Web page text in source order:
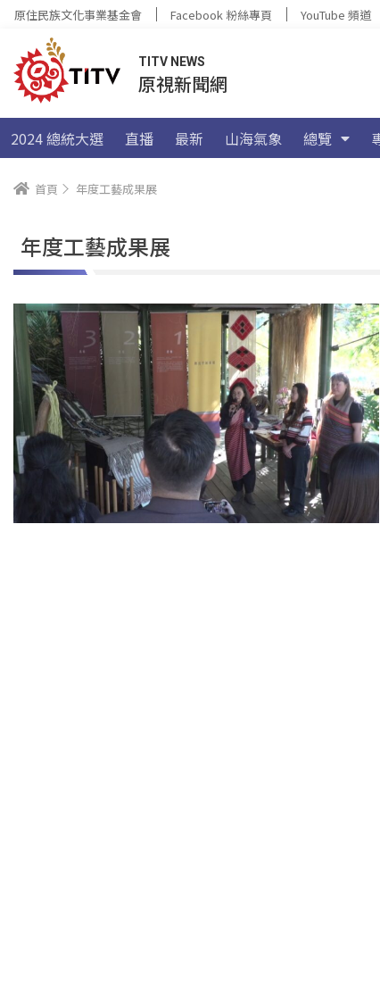
原住民族文化事業基金會 Facebook 粉絲專頁 YouTube 頻道
TITV NEWS
原視新聞網
2024 總統大選 直播 最新 山海氣象 總覽
首頁 年度工藝成果展
年度工藝成果展